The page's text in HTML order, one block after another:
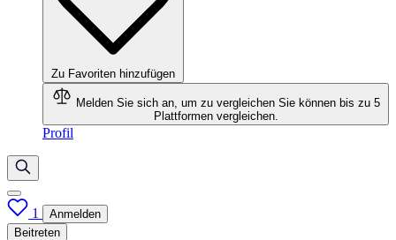
Zu Favoriten hinzufügen
Melden Sie sich an, um zu vergleichen Sie können bis zu 5
Plattformen vergleichen.
Profil
1
Anmelden
Beitreten